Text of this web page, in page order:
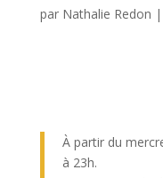
par Nathalie Redon |
À partir du
à 23h.